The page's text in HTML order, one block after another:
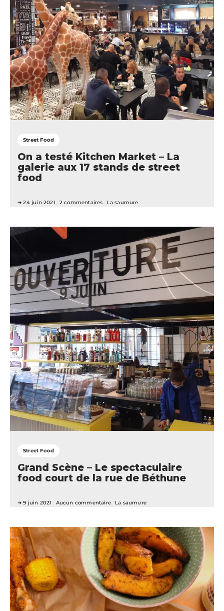
Street Food
On a testé Kitchen Market – La
galerie aux 17 stands de street
food
24 juin 2021 2 commentaires La saumure
Street Food
Grand Scène – Le spectaculaire
food court de la rue de Béthune
9 juin 2021 Aucun commentaire La saumure